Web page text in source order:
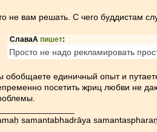
не вам решать. С чего буддистам
СлаваА пишет:
Просто не надо рекламировать
обобщаете единичный опыт и
посетить жриц любви не
samantabhadrāya